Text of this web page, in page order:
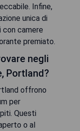
Infine,
unica di
camere
premiato.
negli
Portland?
offrono
per
Questi
o al